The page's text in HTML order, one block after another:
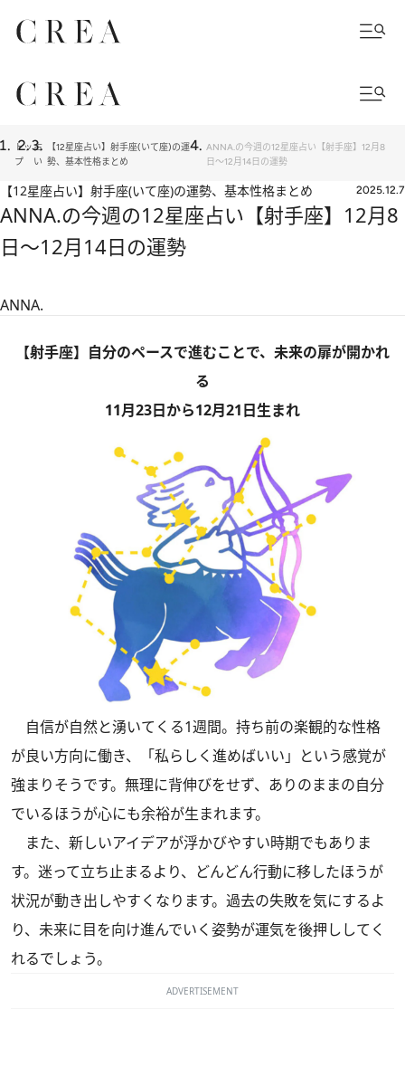
トッ
プ
占
い
【12星座占い】射手座(いて座)の運
勢、基本性格まとめ
ANNA.の今週の12星座占い【射手座】12月8
日～12月14日の運勢
【12星座占い】射手座(いて座)の運勢、基本性格まとめ 2025.12.7
ANNA.の今週の12星座占い【射手座】12月8
日～12月14日の運勢
ANNA.
【射手座】自分のペースで進むことで、未来の扉が開かれ
る
11月23日から12月21日生まれ
自信が自然と湧いてくる1週間。持ち前の楽観的な性格
が良い方向に働き、「私らしく進めばいい」という感覚が
強まりそうです。無理に背伸びをせず、ありのままの自分
でいるほうが心にも余裕が生まれます。
また、新しいアイデアが浮かびやすい時期でもありま
す。迷って立ち止まるより、どんどん行動に移したほうが
状況が動き出しやすくなります。過去の失敗を気にするよ
り、未来に目を向け進んでいく姿勢が運気を後押ししてく
れるでしょう。
ADVERTISEMENT